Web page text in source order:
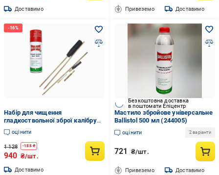
Доставимо Привеземо Доставимо
Набір для чищення
гладкоствольної зброї калібру
7.62 шомпол з насадками 3 шт.
та мастило універсальне
(26068402)
оцінити
1 128 -188₴
940 ₴/шт.
Доставимо
Безкоштовна доставка
в поштомати Епіцентр
Мастило збройове універсальне
Ballistol 500 мл (244005)
оцінити 2 варіанти
721 ₴/шт.
Привеземо Доставимо